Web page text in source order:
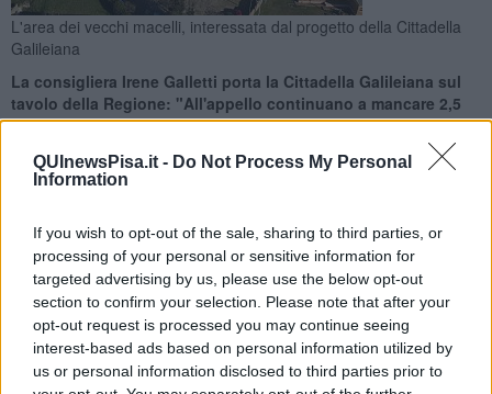
QUInewsPisa.it - Do Not Process My Personal
Information
If you wish to opt-out of the sale, sharing to third parties, or
processing of your personal or sensitive information for
targeted advertising by us, please use the below opt-out
section to confirm your selection. Please note that after your
opt-out request is processed you may continue seeing
interest-based ads based on personal information utilized by
us or personal information disclosed to third parties prior to
L'area dei vecchi macelli, interessata dal progetto della Cittadella
Galileiana
La consigliera Irene Galletti porta la Cittadella Galileiana sul
tavolo della Regione: "All'appello continuano a mancare 2,5
milioni"
PISA —“Ogni promessa è debito soprattutto quelle che si fanno ai
cittadini”.
Lo scriveIrene Galletti, presidente del Gruppo Movimento 5 Stelle
in Consiglio Regionale che, nonostante il voto unanime al suo
ordine del giorno collegato all'assestamento di Bilancio, per mezzo
di una nota esprime disappunto "Per le risorse promesse e non